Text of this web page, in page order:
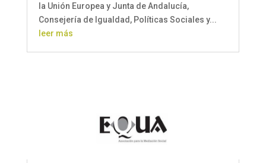
la Unión Europea y Junta de Andalucía,
Consejería de Igualdad, Políticas Sociales y...
leer más